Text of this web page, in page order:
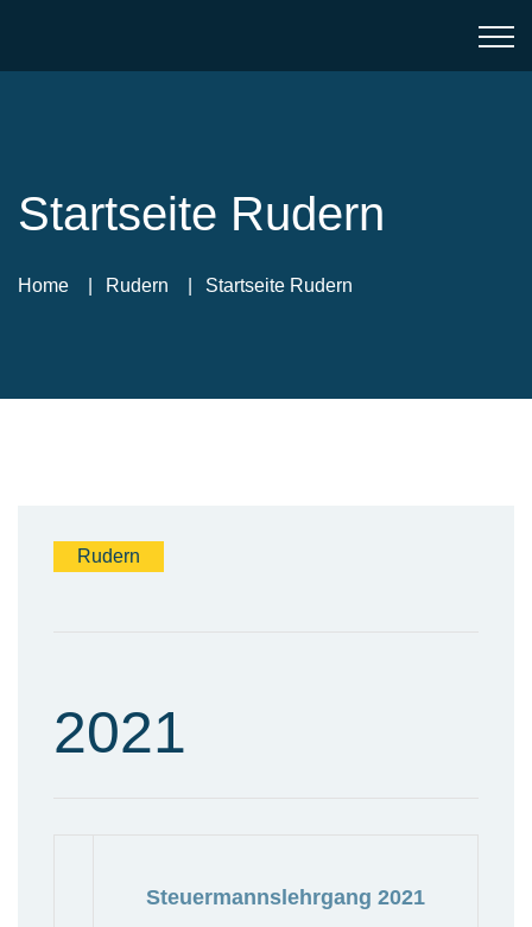
Startseite Rudern
Home Rudern Startseite Rudern
Rudern
2021
Steuermannslehrgang 2021